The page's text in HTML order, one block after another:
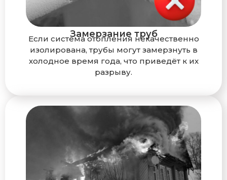
Замерзание труб
Если система отопления некачественно
изолирована, трубы могут замерзнуть в
холодное время года, что приведёт к их
разрыву.